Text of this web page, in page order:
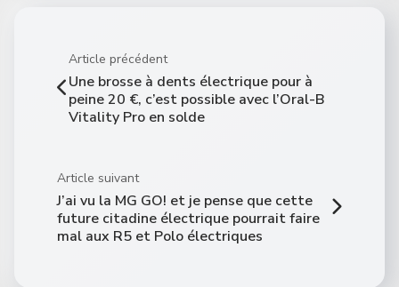
Article précédent
Une brosse à dents électrique pour à
peine 20 €, c’est possible avec l’Oral-B
Vitality Pro en solde
Article suivant
J’ai vu la MG GO! et je pense que cette
future citadine électrique pourrait faire
mal aux R5 et Polo électriques